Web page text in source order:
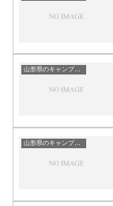
山形県のキャンプ場一覧
山形県のキャンプ場一覧